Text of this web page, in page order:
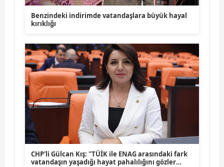
Benzindeki indirimde vatandaşlara büyük hayal
kırıklığı
CHP'li Gülcan Kış: "TÜİK ile ENAG arasındaki fark
vatandaşın yaşadığı hayat pahalılığını gözler